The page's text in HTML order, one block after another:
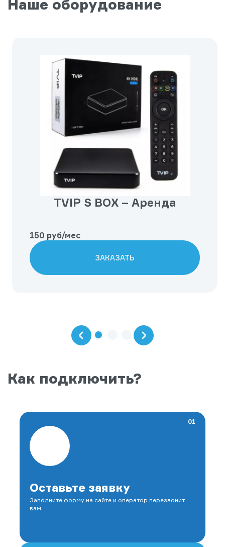
Наше оборудование
TVIP S BOX – Аренда
150 руб/мес
ЗАКАЗАТЬ
Как подключить?
01
Оставьте заявку
Заполните форму на сайте и оператор перезвонит
вам